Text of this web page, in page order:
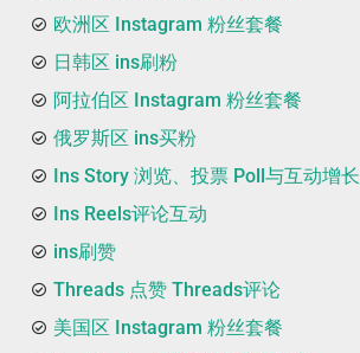
欧洲区 Instagram 粉丝套餐
日韩区 ins刷粉
阿拉伯区 Instagram 粉丝套餐
俄罗斯区 ins买粉
Ins Story 浏览、投票 Poll与互动增长
Ins Reels评论互动
ins刷赞
Threads 点赞 Threads评论
美国区 Instagram 粉丝套餐